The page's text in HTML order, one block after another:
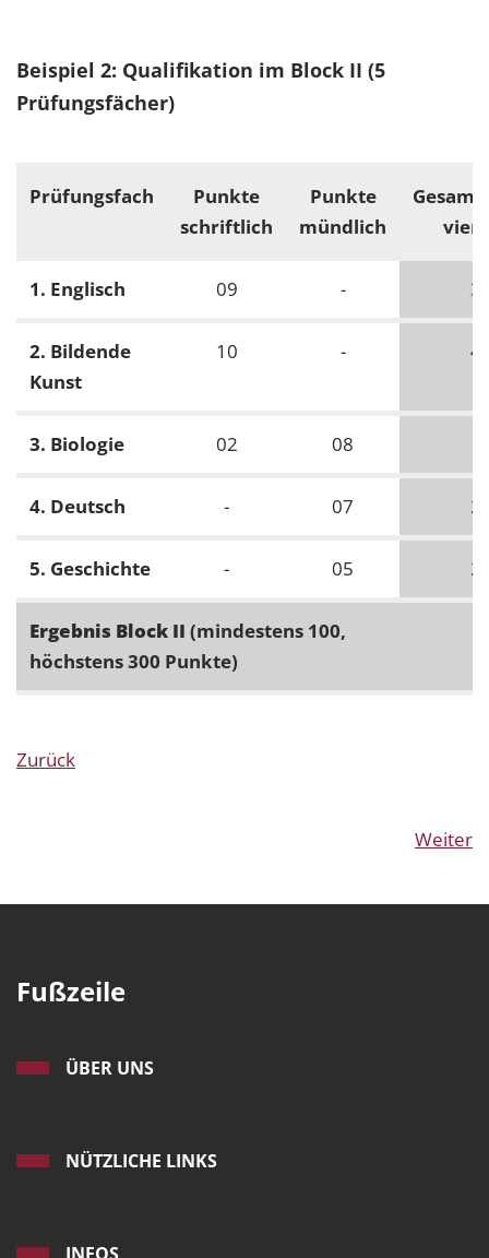
Beispiel 2: Qualifikation im Block II (5
Prüfungsfächer)
Prüfungsfach
Punkte
schriftlich
Punkte
mündlich
1. Englisch 09 -
2. Bildende
Kunst
10 -
3. Biologie 02 08
4. Deutsch - 07
5. Geschichte - 05
Ergebnis Block II (mindestens 100,
höchstens 300 Punkte)
Zurück
Weiter
Fußzeile
ÜBER UNS
NÜTZLICHE LINKS